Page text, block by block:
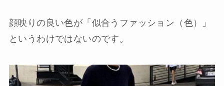
顔映りの良い色が「似合うファッション（色）」
というわけではないのです。